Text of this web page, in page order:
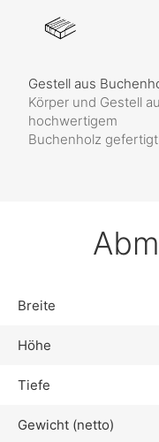
Gestell aus
Körper und Gestell
hochwertigem
Buchenholz gefertigt
Breite
Höhe
Tiefe
Gewicht (netto)